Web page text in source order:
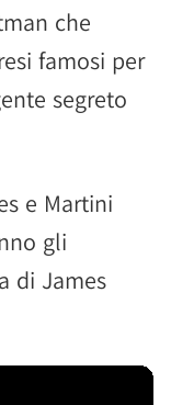
che
famosi per
segreto
e Martini
gli
di James